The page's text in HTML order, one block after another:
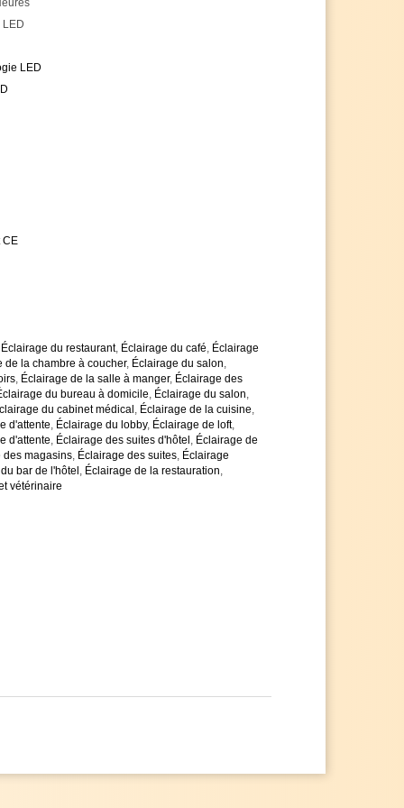
LED
CE
Éclairage du restaurant, Éclairage du café, Éclairage
de la chambre à coucher, Éclairage du salon,
, Éclairage de la salle à manger, Éclairage des
du bureau à domicile, Éclairage du salon,
du cabinet médical, Éclairage de la cuisine,
d'attente, Éclairage du lobby, Éclairage de loft,
d'attente, Éclairage des suites d'hôtel, Éclairage de
des magasins, Éclairage des suites, Éclairage
bar de l'hôtel, Éclairage de la restauration,
vétérinaire